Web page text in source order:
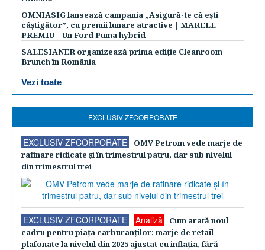
OMNIASIG lansează campania „Asigură-te că ești
câștigător”, cu premii lunare atractive | MARELE
PREMIU – Un Ford Puma hybrid
SALESIANER organizează prima ediție Cleanroom
Brunch în România
Vezi toate
EXCLUSIV ZFCORPORATE
EXCLUSIV ZFCORPORATE
OMV Petrom vede marje de
rafinare ridicate şi în trimestrul patru, dar sub nivelul
din trimestrul trei
EXCLUSIV ZFCORPORATE Analiză
Cum arată noul
cadru pentru piaţa carburanţilor: marje de retail
plafonate la nivelul din 2025 ajustat cu inflaţia, fără